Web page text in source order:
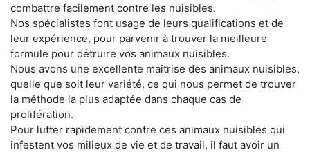
combattre facilement contre les nuisibles.
Nos spécialistes font usage de leurs qualifications et de
leur expérience, pour parvenir à trouver la meilleure
formule pour détruire vos animaux nuisibles.
Nous avons une excellente maitrise des animaux nuisibles,
quelle que soit leur variété, ce qui nous permet de trouver
la méthode la plus adaptée dans chaque cas de
prolifération.
Pour lutter rapidement contre ces animaux nuisibles qui
infestent vos milieux de vie et de travail, il faut avoir un